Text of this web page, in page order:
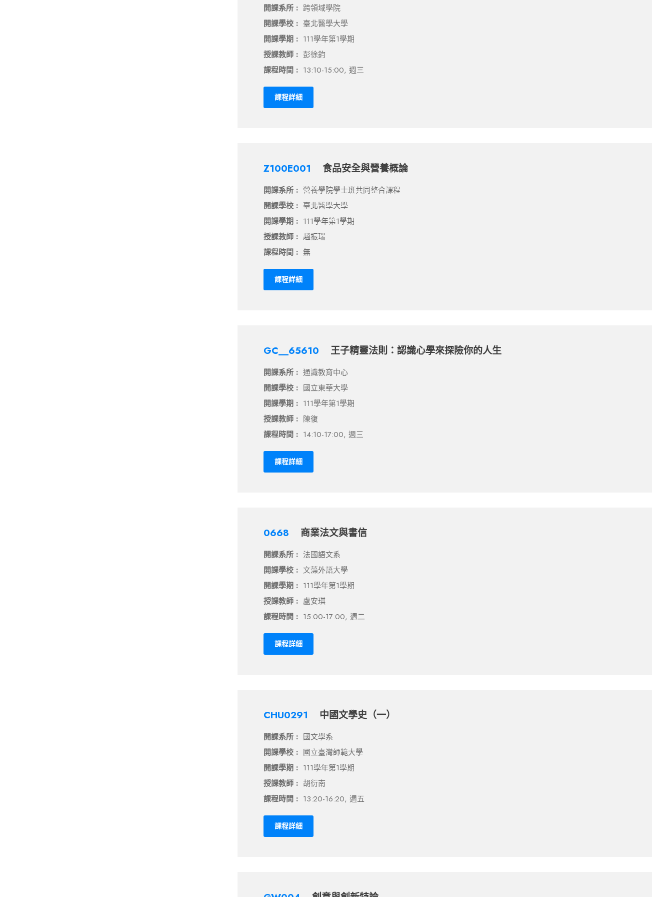
開課系所 : 跨領域學院
開課學校 : 臺北醫學大學
開課學期 : 111學年第1學期
授課教師 : 彭徐鈞
課程時間 : 13:10-15:00, 週三
課程詳細
Z100E001 食品安全與營養概論
開課系所 : 營養學院學士班共同整合課程
開課學校 : 臺北醫學大學
開課學期 : 111學年第1學期
授課教師 : 趙振瑞
課程時間 : 無
課程詳細
GC__65610 王子精靈法則：認識心學來探險你的人生
開課系所 : 通識教育中心
開課學校 : 國立東華大學
開課學期 : 111學年第1學期
授課教師 : 陳復
課程時間 : 14:10-17:00, 週三
課程詳細
0668 商業法文與書信
開課系所 : 法國語文系
開課學校 : 文藻外語大學
開課學期 : 111學年第1學期
授課教師 : 盧安琪
課程時間 : 15:00-17:00, 週二
課程詳細
CHU0291 中國文學史（一）
開課系所 : 國文學系
開課學校 : 國立臺灣師範大學
開課學期 : 111學年第1學期
授課教師 : 胡衍南
課程時間 : 13:20-16:20, 週五
課程詳細